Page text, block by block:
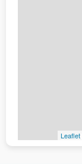
Leaflet